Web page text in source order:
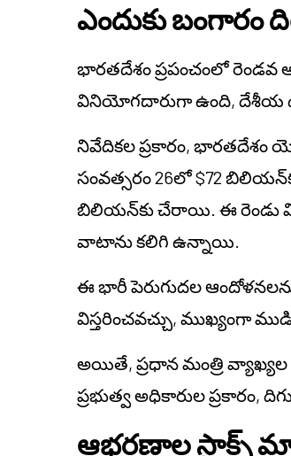
ఎందుకు బంగారం
భారతదేశం ప్రపంచంలో
వినియోగదారుగా ఉంది, దేశీయ
నివేదికల ప్రకారం, భారతదేశం
సంవత్సరం 26లో $72
బిలియన్‌కు చేరాయి. ఈ రెండు
వాటాను కలిగి ఉన్నాయి.
ఈ భారీ పెరుగుదల
విస్తరించవచ్చు, ముఖ్యంగా
అయితే, ప్రధాన మంత్రి
ప్రభుత్వ అధికారుల ప్రకారం,
ఆభరణాల స్టాక్స్